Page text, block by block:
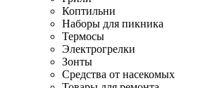
Коптильни
Наборы для пикника
Термосы
Электрогрелки
Зонты
Средства от насекомых